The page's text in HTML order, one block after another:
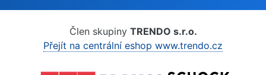
Člen skupiny TRENDO s.r.o.
Přejít na centrální eshop www.trendo.cz